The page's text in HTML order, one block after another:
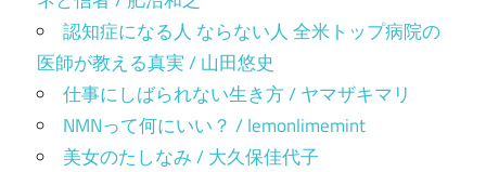
認知症になる人 ならない人 全米トップ病院の
医師が教える真実 / 山田悠史
仕事にしばられない生き方 / ヤマザキマリ
NMNって何にいい？ / lemonlimemint
美女のたしなみ / 大久保佳代子